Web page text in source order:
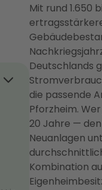
Mit rund 1.650
Deutschlands
die passende
Pforzheim.
20 Jahre —
Neuanlagen
Kombination